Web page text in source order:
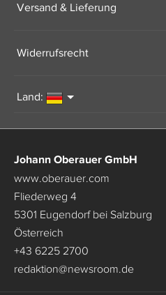
Versand & Lieferung
Widerrufsrecht
Land:
Johann Oberauer GmbH
www.oberauer.com
Fliederweg 4
5301 Eugendorf bei Salzburg
Österreich
+43 6225 2700
redaktion@newsroom.de